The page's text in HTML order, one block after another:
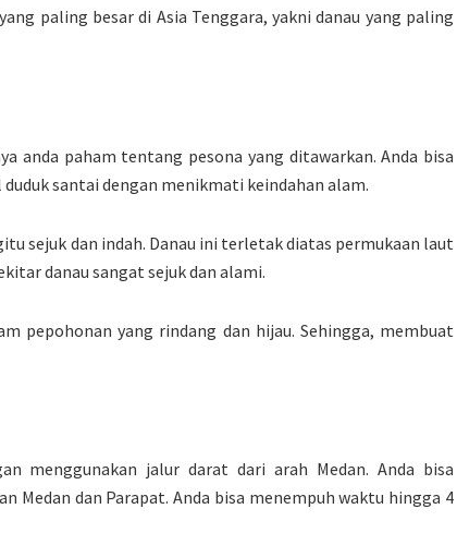
paling besar di Asia Tenggara, yakni danau yang paling
anda paham tentang pesona yang ditawarkan. Anda bisa
santai dengan menikmati keindahan alam.
sejuk dan indah. Danau ini terletak diatas permukaan laut
danau sangat sejuk dan alami.
pepohonan yang rindang dan hijau. Sehingga, membuat
menggunakan jalur darat dari arah Medan. Anda bisa
Medan dan Parapat. Anda bisa menempuh waktu hingga 4